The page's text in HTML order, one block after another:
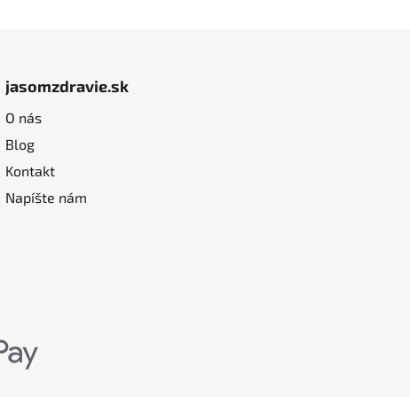
jasomzdravie.sk
O nás
Blog
Kontakt
Napíšte nám